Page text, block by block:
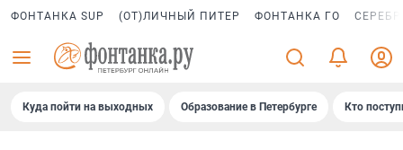
ФОНТАНКА SUP (ОТ)ЛИЧНЫЙ ПИТЕР ФОНТАНКА ГО
Куда пойти на выходных Образование в Петербурге Кто